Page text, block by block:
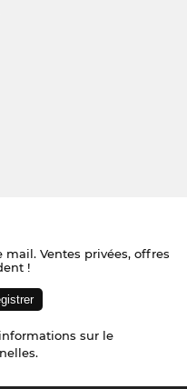
Ventes privées, offres
!
sur le